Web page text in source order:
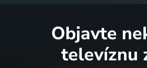
Objavte
televíznu